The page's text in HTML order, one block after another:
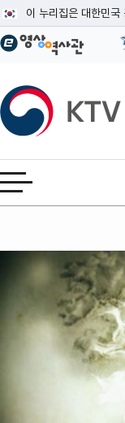
이 누리집은 대한민국
공식 누리집 주소 확
이밖에 or.kr 또는 .kr
운영중인 공식 누리집
KTV국민방송
전체메뉴 열기
본문